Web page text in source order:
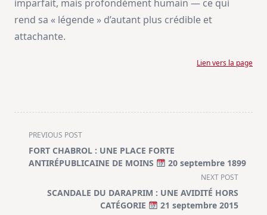
imparfait, mais profondément humain — ce qui
rend sa « légende » d’autant plus crédible et
attachante.
Lien vers la page
<span
class="nav-
subtitle
PREVIOUS POST
FORT CHABROL : UNE PLACE FORTE
ANTIRÉPUBLICAINE DE MOINS
20 septembre 1899
NEXT POST
SCANDALE DU DARAPRIM : UNE AVIDITÉ HORS
CATÉGORIE
21 septembre 2015